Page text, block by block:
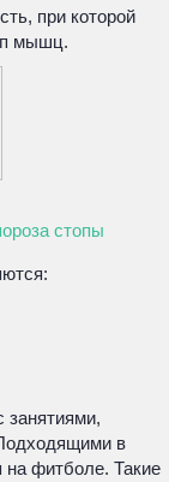
при которой
мышц.
стопы
в
на фитболе. Такие